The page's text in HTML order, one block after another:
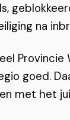
na
Provincie
goed.
met het